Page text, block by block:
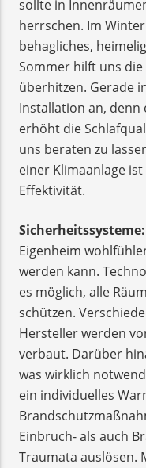
sollte in
herrschen. Im
behagliches,
Sommer hilft uns
überhitzen. Gerade
Installation an,
erhöht die
uns beraten zu
einer Klimaanlage
Effektivität.
Sicherheitssysteme:
Eigenheim
werden kann.
es möglich, alle
schützen.
Hersteller werden
verbaut. Darüber
was wirklich
ein individuelles
Einbruch- als auch
Traumata auslösen.